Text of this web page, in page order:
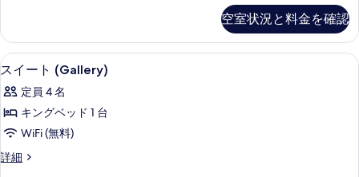
写
真
を
表
示
る
ル
ル
ー
ム
の
す
べ
ス
ダ
ブ
ル
ー
の
詳
細
空室状況と料金を確認
ス
イ
ー
ト
(Gallery)
の
55 インチのスマートテレビ (デジタ
6
スイート (Gallery)
定員 4 名
キングベッド 1 台
WiFi (無料)
詳細
ス